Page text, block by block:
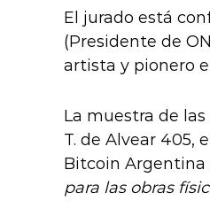
El jurado está
(Presidente de
artista y pionero
La muestra de
T. de Alvear 405,
Bitcoin
para las obras